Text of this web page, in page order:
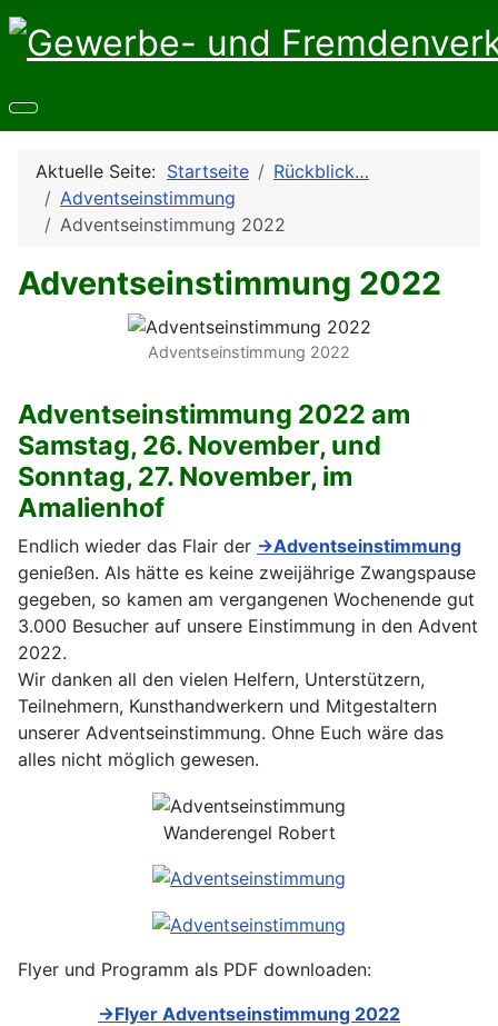
Aktuelle Seite: Startseite
Rückblick…
Adventseinstimmung
Adventseinstimmung 2022
Adventseinstimmung 2022
Adventseinstimmung 2022
Adventseinstimmung 2022 am
Samstag, 26. November, und
Sonntag, 27. November, im
Amalienhof
Endlich wieder das Flair der →Adventseinstimmung
genießen. Als hätte es keine zweijährige Zwangspause
gegeben, so kamen am vergangenen Wochenende gut
3.000 Besucher auf unsere Einstimmung in den Advent
2022.
Wir danken all den vielen Helfern, Unterstützern,
Teilnehmern, Kunsthandwerkern und Mitgestaltern
unserer Adventseinstimmung. Ohne Euch wäre das
alles nicht möglich gewesen.
Wanderengel Robert
Flyer und Programm als PDF downloaden:
→Flyer Adventseinstimmung 2022